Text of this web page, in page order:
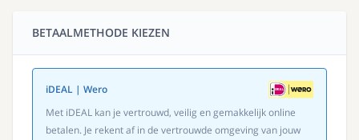
BETAALMETHODE KIEZEN
iDEAL | Wero
Met iDEAL kan je vertrouwd, veilig en gemakkelijk online
betalen. Je rekent af in de vertrouwde omgeving van jouw